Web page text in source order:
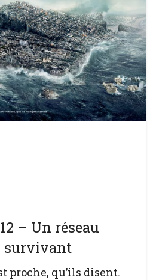
– Un réseau
survivant
proche, qu’ils disent.